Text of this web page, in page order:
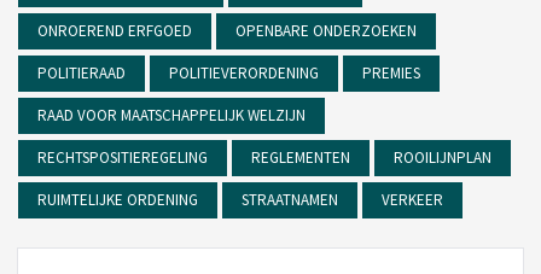
ONROEREND ERFGOED OPENBARE ONDERZOEKEN
POLITIERAAD POLITIEVERORDENING PREMIES
RAAD VOOR MAATSCHAPPELIJK WELZIJN
RECHTSPOSITIEREGELING REGLEMENTEN ROOILIJNPLAN
RUIMTELIJKE ORDENING STRAATNAMEN VERKEER